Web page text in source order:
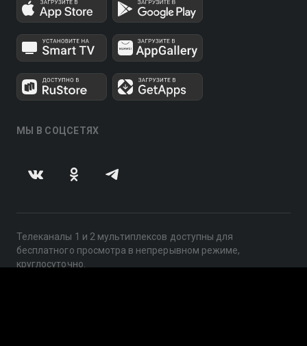
МЫ В СОЦСЕТЯХ
Телеканалы 1 и 2 мультиплексов доступны для
бесплатного просмотра в непрерывном режиме,
круглосуточно.